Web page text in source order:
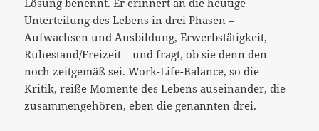
Unterteilung des Lebens in drei Phasen –
Aufwachsen und Ausbildung, Erwerbstätigkeit,
Ruhestand/Freizeit – und fragt, ob sie denn den
noch zeitgemäß sei. Work-Life-Balance, so die
Kritik, reiße Momente des Lebens auseinander, die
zusammengehören, eben die genannten drei.